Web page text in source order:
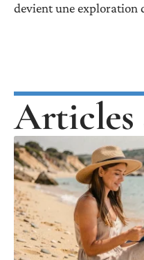
devient une exploration
Articles